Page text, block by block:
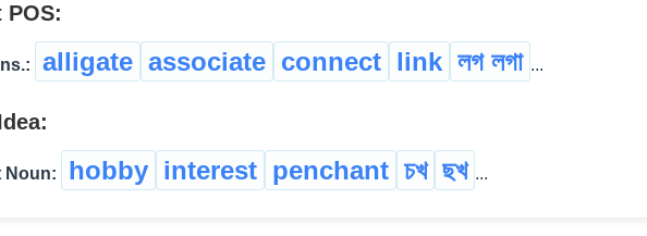
POS:
alligate associate connect link লগ লগা ...
Noun: hobby interest penchant চখ ছখ ...